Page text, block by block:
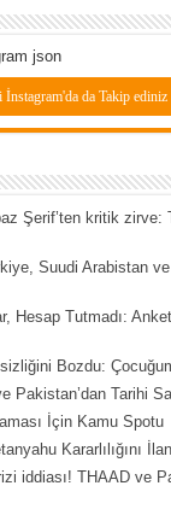
json
İnstagram'da da Takip ediniz
Şerif’ten kritik zirve:
Suudi Arabistan
Hesap Tutmadı:
Bozdu:
Pakistan’dan Tarihi
İçin Kamu Spotu
Kararlılığını
iddiası! THAAD ve